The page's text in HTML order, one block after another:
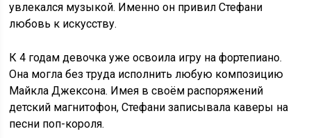
увлекался музыкой. Именно он привил Стефани
любовь к искусству.
К 4 годам девочка уже освоила игру на фортепиано.
Она могла без труда исполнить любую композицию
Майкла Джексона. Имея в своём распоряжений
детский магнитофон, Стефани записывала каверы на
песни поп-короля.